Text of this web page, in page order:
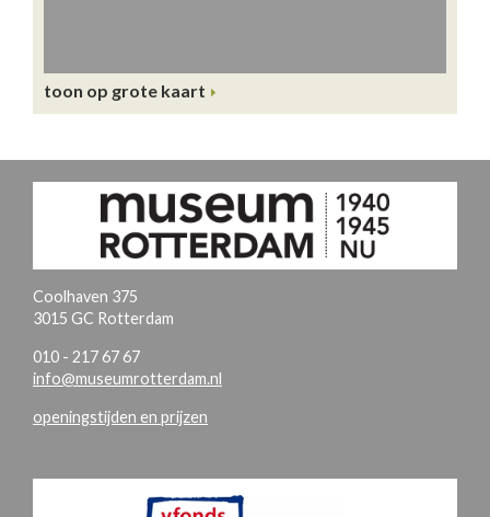
toon op grote kaart
Coolhaven 375
3015 GC Rotterdam
010 - 217 67 67
info@museumrotterdam.nl
openingstijden en prijzen